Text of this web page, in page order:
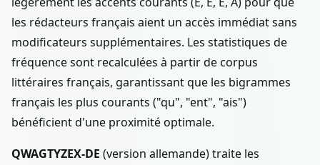
les rédacteurs français aient un accès immédiat sans
modificateurs supplémentaires. Les statistiques de
fréquence sont recalculées à partir de corpus
littéraires français, garantissant que les bigrammes
français les plus courants ("qu", "ent", "ais")
bénéficient d'une proximité optimale.
QWAGTYZEX-DE (version allemande) traite les